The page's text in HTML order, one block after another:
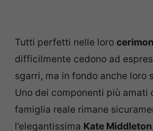
Tutti perfetti nelle loro
difficilmente cedono ad
sgarri, ma in fondo anche loro
Uno dei componenti più amati
famiglia reale rimane
l’elegantissima Kate Middleton